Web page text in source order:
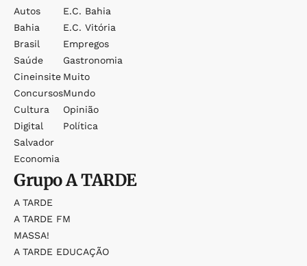
Autos
Bahia
Brasil
Saúde
Cineinsite
Concursos
Cultura
Digital
Salvador
Economia
E.c. Bahia
E.c. Vitória
Empregos
Gastronomia
Muito
Mundo
Opinião
Política
GrupoA TARDE
A TARDE
A TARDE FM
MASSA!
A TARDE EDUCAÇÃO